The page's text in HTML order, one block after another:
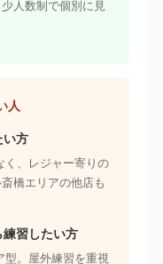
人数制で個別に見
人
い方
、レジャー寄りの
橋エリアの他店も
習したい方
。屋外練習を重視